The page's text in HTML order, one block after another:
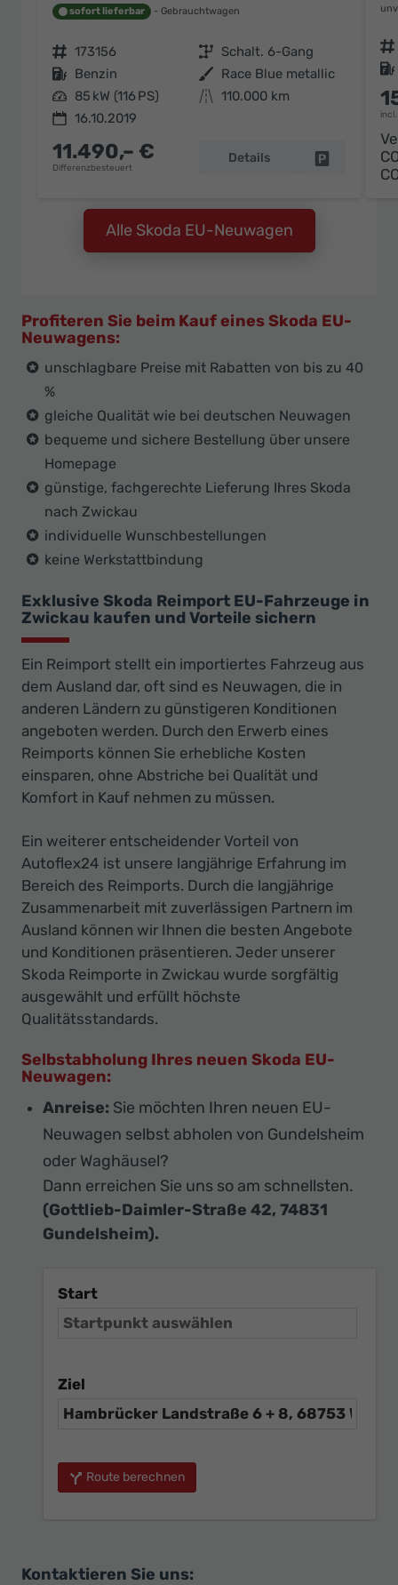
sofort lieferbar Gebrauchtwagen
Fahrzeugnr. 173156 Getriebe Schalt. 6-Gang
Kraftstoff Benzin Außenfarbe Race Blue metallic
Leistung 85 kW (116 PS) Kilometerstand 110.000 km
16.10.2019
11.490,– €
Differenzbesteuert
Details Fahrzeug
Fahrzeugnr.
Kraftstoff
Alle Skoda EU-Neuwagen
Profiteren Sie beim Kauf eines Skoda EU-
Neuwagens:
unschlagbare Preise mit Rabatten von bis zu 40
%
gleiche Qualität wie bei deutschen Neuwagen
bequeme und sichere Bestellung über unsere
Homepage
günstige, fachgerechte Lieferung Ihres Skoda
nach Zwickau
individuelle Wunschbestellungen
keine Werkstattbindung
Exklusive Skoda Reimport EU-Fahrzeuge in
Zwickau kaufen und Vorteile sichern
Ein Reimport stellt ein importiertes Fahrzeug aus
dem Ausland dar, oft sind es Neuwagen, die in
anderen Ländern zu günstigeren Konditionen
angeboten werden. Durch den Erwerb eines
Reimports können Sie erhebliche Kosten
einsparen, ohne Abstriche bei Qualität und
Komfort in Kauf nehmen zu müssen.
Ein weiterer entscheidender Vorteil von
Autoflex24 ist unsere langjährige Erfahrung im
Bereich des Reimports. Durch die langjährige
Zusammenarbeit mit zuverlässigen Partnern im
Ausland können wir Ihnen die besten Angebote
und Konditionen präsentieren. Jeder unserer
Skoda Reimporte in Zwickau wurde sorgfältig
ausgewählt und erfüllt höchste
Qualitätsstandards.
Selbstabholung Ihres neuen Skoda EU-
Neuwagen:
Anreise: Sie möchten Ihren neuen EU-
Neuwagen selbst abholen von Gundelsheim
oder Waghäusel?
Dann erreichen Sie uns so am schnellsten.
(Gottlieb-Daimler-Straße 42, 74831
Gundelsheim).
Start
Ziel
Route berechnen
Kontaktieren Sie uns: